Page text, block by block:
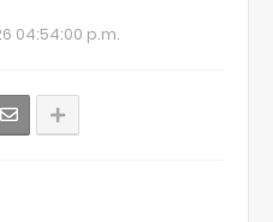
04:54:00 p.m.